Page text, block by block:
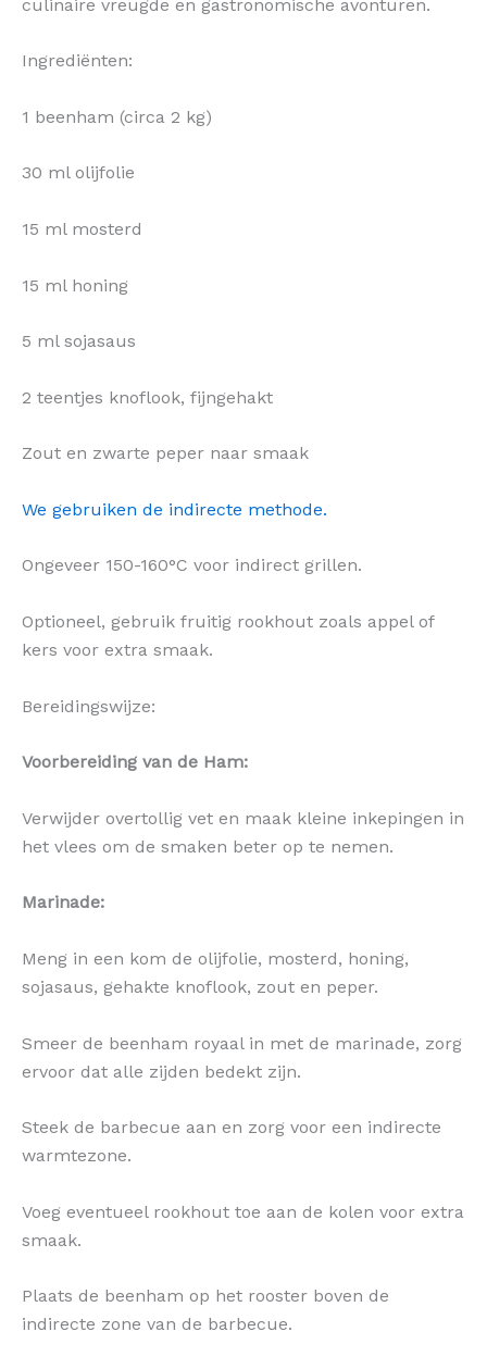
culinaire vreugde en gastronomische avonturen.
Ingrediënten:
1 beenham (circa 2 kg)
30 ml olijfolie
15 ml mosterd
15 ml honing
5 ml sojasaus
2 teentjes knoflook, fijngehakt
Zout en zwarte peper naar smaak
We gebruiken de indirecte methode.
Ongeveer 150-160°C voor indirect grillen.
Optioneel, gebruik fruitig rookhout zoals appel of
kers voor extra smaak.
Bereidingswijze:
Voorbereiding van de Ham:
Verwijder overtollig vet en maak kleine inkepingen in
het vlees om de smaken beter op te nemen.
Marinade:
Meng in een kom de olijfolie, mosterd, honing,
sojasaus, gehakte knoflook, zout en peper.
Smeer de beenham royaal in met de marinade, zorg
ervoor dat alle zijden bedekt zijn.
Steek de barbecue aan en zorg voor een indirecte
warmtezone.
Voeg eventueel rookhout toe aan de kolen voor extra
smaak.
Plaats de beenham op het rooster boven de
indirecte zone van de barbecue.